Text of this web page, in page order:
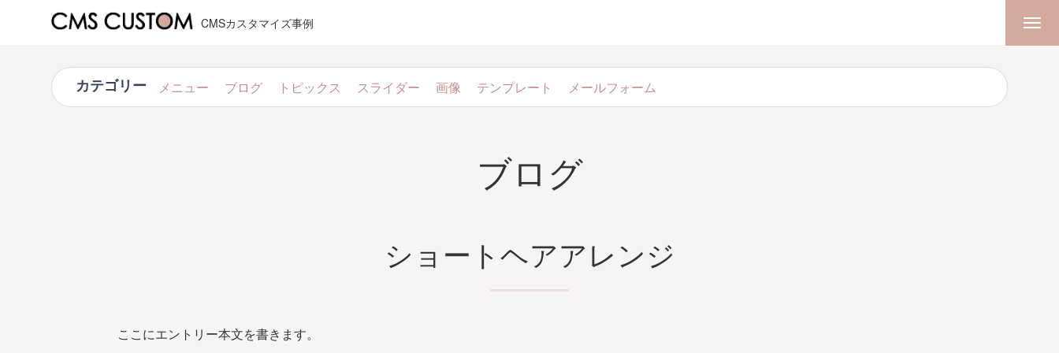
CMSカスタマイズ事例
カテゴリー メニュー ブログ トピックス スライダー 画像 テンプレート メールフォーム
ブログ
ショートヘアアレンジ
ここにエントリー本文を書きます。